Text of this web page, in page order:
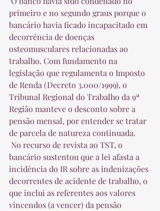
primeiro e no segundo graus porque o
bancário havia ficado incapacitado em
decorrência de doenças
osteomusculares relacionadas ao
trabalho. Com fundamento na
legislação que regulamenta o Imposto
de Renda (Decreto 3.000/1999), o
Tribunal Regional do Trabalho da 9ª
Região manteve o desconto sobre a
pensão mensal, por entender se tratar
de parcela de natureza continuada.
bancário sustentou que a lei afasta a
incidência do IR sobre as indenizações
decorrentes de acidente de trabalho, o
que inclui as referentes aos valores
vincendos (a vencer) da pensão